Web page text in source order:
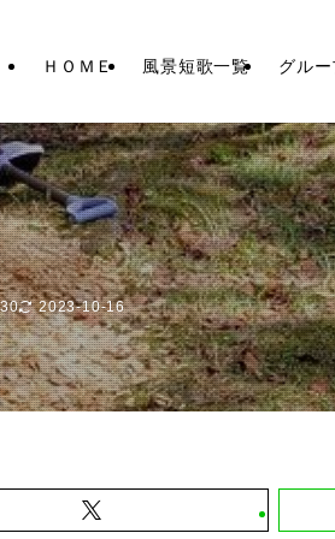
ＨＯＭＥ 風景短歌一覧 グル
2023-10-16